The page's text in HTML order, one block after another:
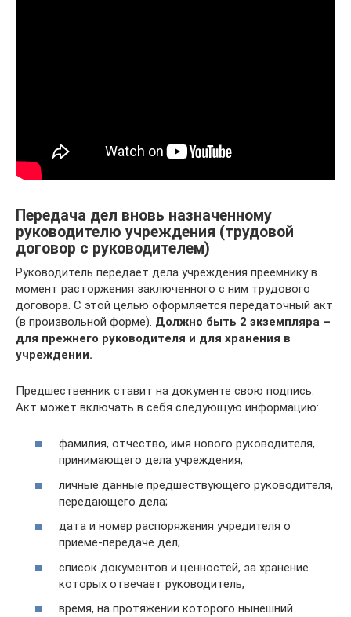
Передача дел вновь назначенному
руководителю учреждения (трудовой
договор с руководителем)
Руководитель передает дела учреждения преемнику в
момент расторжения заключенного с ним трудового
договора. С этой целью оформляется передаточный акт
(в произвольной форме). Должно быть 2 экземпляра –
для прежнего руководителя и для хранения в
учреждении.
Предшественник ставит на документе свою подпись.
Акт может включать в себя следующую информацию:
фамилия, отчество, имя нового руководителя,
принимающего дела учреждения;
личные данные предшествующего руководителя,
передающего дела;
дата и номер распоряжения учредителя о
приеме-передаче дел;
список документов и ценностей, за хранение
которых отвечает руководитель;
время, на протяжении которого нынешний